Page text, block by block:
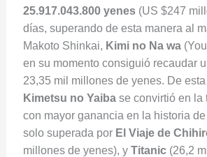
25.917.043.800 yenes(US $247
días, superando de esta manera al
Makoto Shinkai, Kimi no Na wa
en su momento consiguió recaudar
23,35 mil millones de yenes. De
Kimetsu no Yaibase convirtió en la
con mayor ganancia en la historia
solo superada por El Viaje de
millones de yenes), y Titanic(26,2